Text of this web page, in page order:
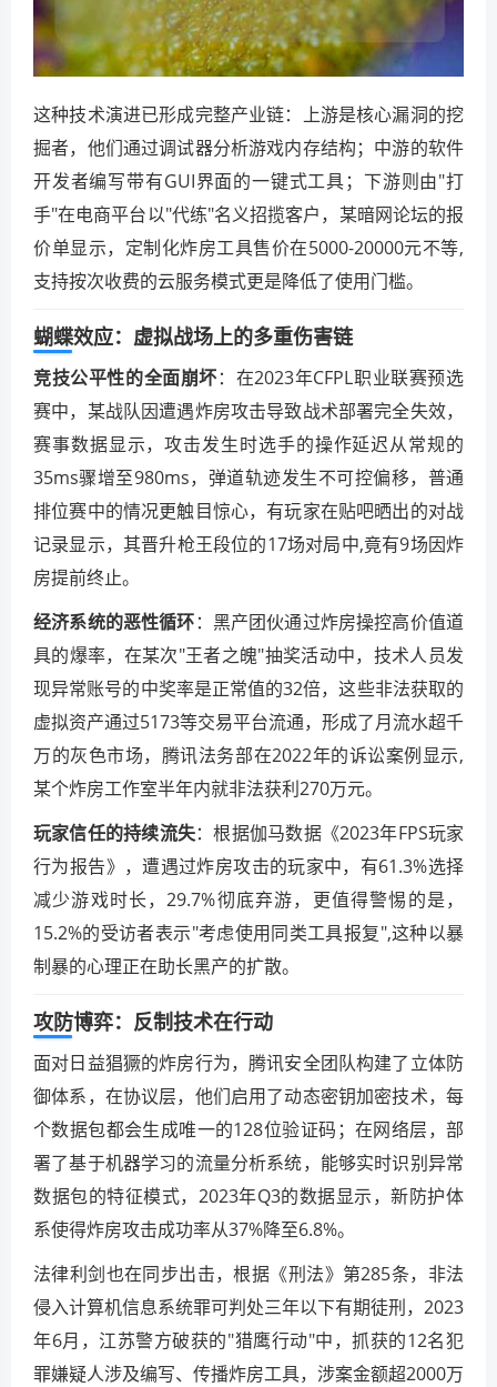
这种技术演进已形成完整产业链：上游是核心漏洞的挖
掘者，他们通过调试器分析游戏内存结构；中游的软件
开发者编写带有GUI界面的一键式工具；下游则由"打
手"在电商平台以"代练"名义招揽客户，某暗网论坛的报
价单显示，定制化炸房工具售价在5000-20000元不等,
支持按次收费的云服务模式更是降低了使用门槛。
蝴蝶效应：虚拟战场上的多重伤害链
竞技公平性的全面崩坏：在2023年CFPL职业联赛预选
赛中，某战队因遭遇炸房攻击导致战术部署完全失效，
赛事数据显示，攻击发生时选手的操作延迟从常规的
35ms骤增至980ms，弹道轨迹发生不可控偏移，普通
排位赛中的情况更触目惊心，有玩家在贴吧晒出的对战
记录显示，其晋升枪王段位的17场对局中,竟有9场因炸
房提前终止。
经济系统的恶性循环：黑产团伙通过炸房操控高价值道
具的爆率，在某次"王者之魄"抽奖活动中，技术人员发
现异常账号的中奖率是正常值的32倍，这些非法获取的
虚拟资产通过5173等交易平台流通，形成了月流水超千
万的灰色市场，腾讯法务部在2022年的诉讼案例显示,
某个炸房工作室半年内就非法获利270万元。
玩家信任的持续流失：根据伽马数据《2023年FPS玩家
行为报告》，遭遇过炸房攻击的玩家中，有61.3%选择
减少游戏时长，29.7%彻底弃游，更值得警惕的是，
15.2%的受访者表示"考虑使用同类工具报复",这种以暴
制暴的心理正在助长黑产的扩散。
攻防博弈：反制技术在行动
面对日益猖獗的炸房行为，腾讯安全团队构建了立体防
御体系，在协议层，他们启用了动态密钥加密技术，每
个数据包都会生成唯一的128位验证码；在网络层，部
署了基于机器学习的流量分析系统，能够实时识别异常
数据包的特征模式，2023年Q3的数据显示，新防护体
系使得炸房攻击成功率从37%降至6.8%。
法律利剑也在同步出击，根据《刑法》第285条，非法
侵入计算机信息系统罪可判处三年以下有期徒刑，2023
年6月，江苏警方破获的"猎鹰行动"中，抓获的12名犯
罪嫌疑人涉及编写、传播炸房工具，涉案金额超2000万